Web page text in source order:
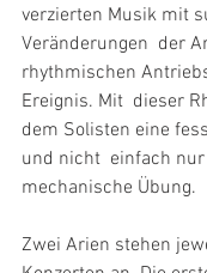
verzierten Musik mit
Veränderungen  der
rhythmischen
Ereignis. Mit  dieser
dem Solisten eine
und nicht  einfach
mechanische Übung.
Zwei Arien stehen